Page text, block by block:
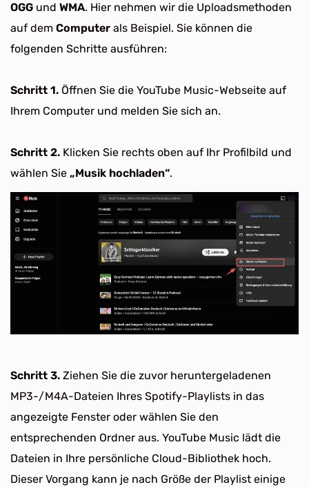
OGG und WMA. Hier nehmen wir die Uploadsmethoden
auf dem Computer als Beispiel. Sie können die
folgenden Schritte ausführen:
Schritt 1. Öffnen Sie die YouTube Music-Webseite auf
Ihrem Computer und melden Sie sich an.
Schritt 2. Klicken Sie rechts oben auf Ihr Profilbild und
wählen Sie „Musik hochladen“.
Schritt 3. Ziehen Sie die zuvor heruntergeladenen
MP3-/M4A-Dateien Ihres Spotify-Playlists in das
angezeigte Fenster oder wählen Sie den
entsprechenden Ordner aus. YouTube Music lädt die
Dateien in Ihre persönliche Cloud-Bibliothek hoch.
Dieser Vorgang kann je nach Größe der Playlist einige